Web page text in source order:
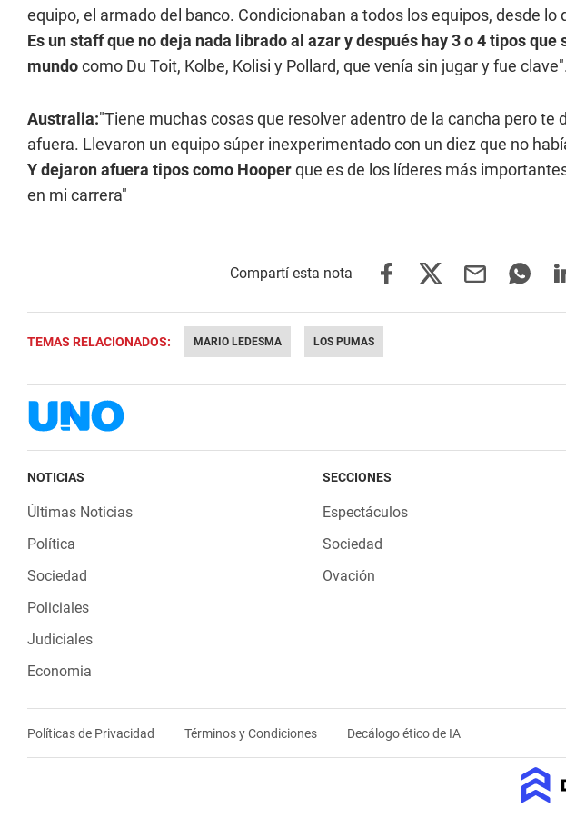
equipo, el armado del banco. Condicionaban a todos los equipos, desde lo
Es un staff que no deja nada librado al azar y después hay 3 o 4 tipos que
mundocomo Du Toit, Kolbe, Kolisi y Pollard, que venía sin jugar y fue
Australia:"Tiene muchas cosas que resolver adentro de la cancha pero te
afuera. Llevaron un equipo súper inexperimentado con un diez que no
Y dejaron afuera tipos como Hooperque es de los líderes más
en mi carrera"
TEMAS RELACIONADOS: MARIO LEDESMA LOS PUMAS
NOTICIAS
Últimas Noticias
Política
Sociedad
Policiales
Judiciales
Economia
SECCIONES
Espectáculos
Sociedad
Ovación
Políticas de Privacidad Términos y Condiciones Decálogo ético de IA